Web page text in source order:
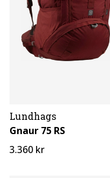
Lundhags
Gnaur 75 RS
3.360 kr